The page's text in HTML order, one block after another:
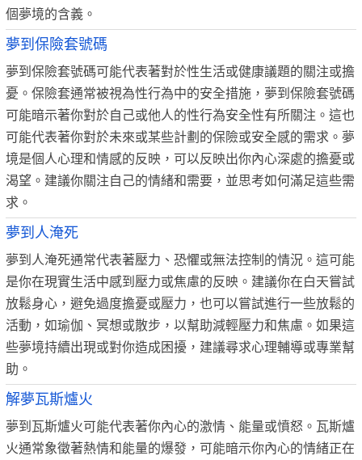
個夢境的含義。
夢到保險套號碼
夢到保險套號碼可能代表著對於性生活或健康議題的關注或擔
憂。保險套通常被視為性行為中的安全措施，夢到保險套號碼
可能暗示著你對於自己或他人的性行為安全性有所關注。這也
可能代表著你對於未來或某些計劃的保險或安全感的需求。夢
境是個人心理和情感的反映，可以反映出你內心深處的擔憂或
渴望。建議你關注自己的情緒和需要，並思考如何滿足這些需
求。
夢到人淹死
夢到人淹死通常代表著壓力、恐懼或無法控制的情況。這可能
是你在現實生活中感到壓力或焦慮的反映。建議你在白天嘗試
放鬆身心，避免過度擔憂或壓力，也可以嘗試進行一些放鬆的
活動，如瑜伽、冥想或散步，以幫助減輕壓力和焦慮。如果這
些夢境持續出現或對你造成困擾，建議尋求心理輔導或專業幫
助。
解夢瓦斯爐火
夢到瓦斯爐火可能代表著你內心的激情、能量或憤怒。瓦斯爐
火通常象徵著熱情和能量的爆發，可能暗示你內心的情緒正在